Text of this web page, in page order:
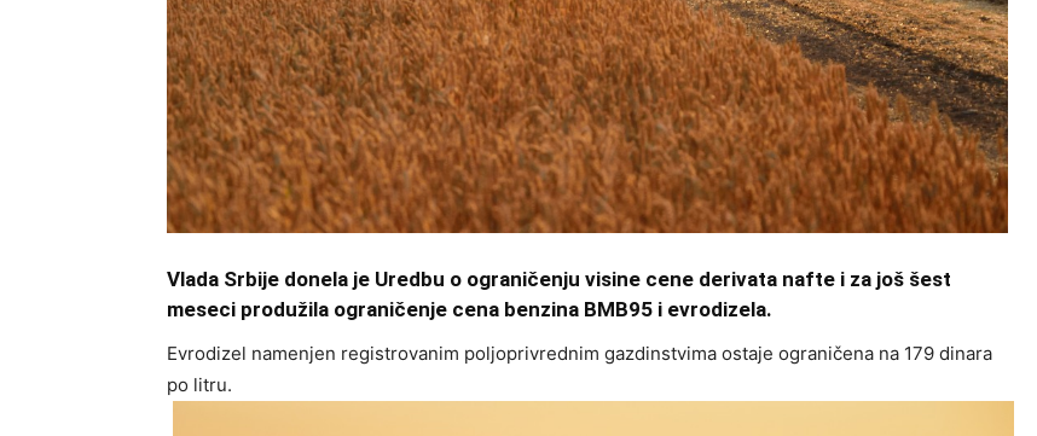
Vlada Srbije donela je Uredbu o ograničenju visine cene derivata nafte i za još šest
meseci produžila ograničenje cena benzina BMB95 i evrodizela.
Evrodizel namenjen registrovanim poljoprivrednim gazdinstvima ostaje ograničena na 179 dinara
po litru.